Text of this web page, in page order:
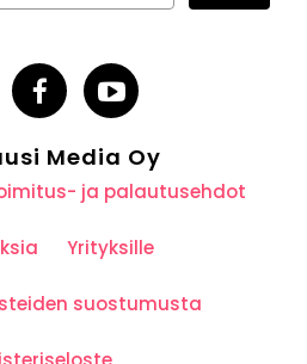
Media Oy
ja palautusehdot
Yrityksille
suostumusta